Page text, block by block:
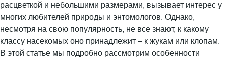
расцветкой и небольшими размерами, вызывает интерес у
многих любителей природы и энтомологов. Однако,
несмотря на свою популярность, не все знают, к какому
классу насекомых оно принадлежит – к жукам или клопам.
В этой статье мы подробно рассмотрим особенности